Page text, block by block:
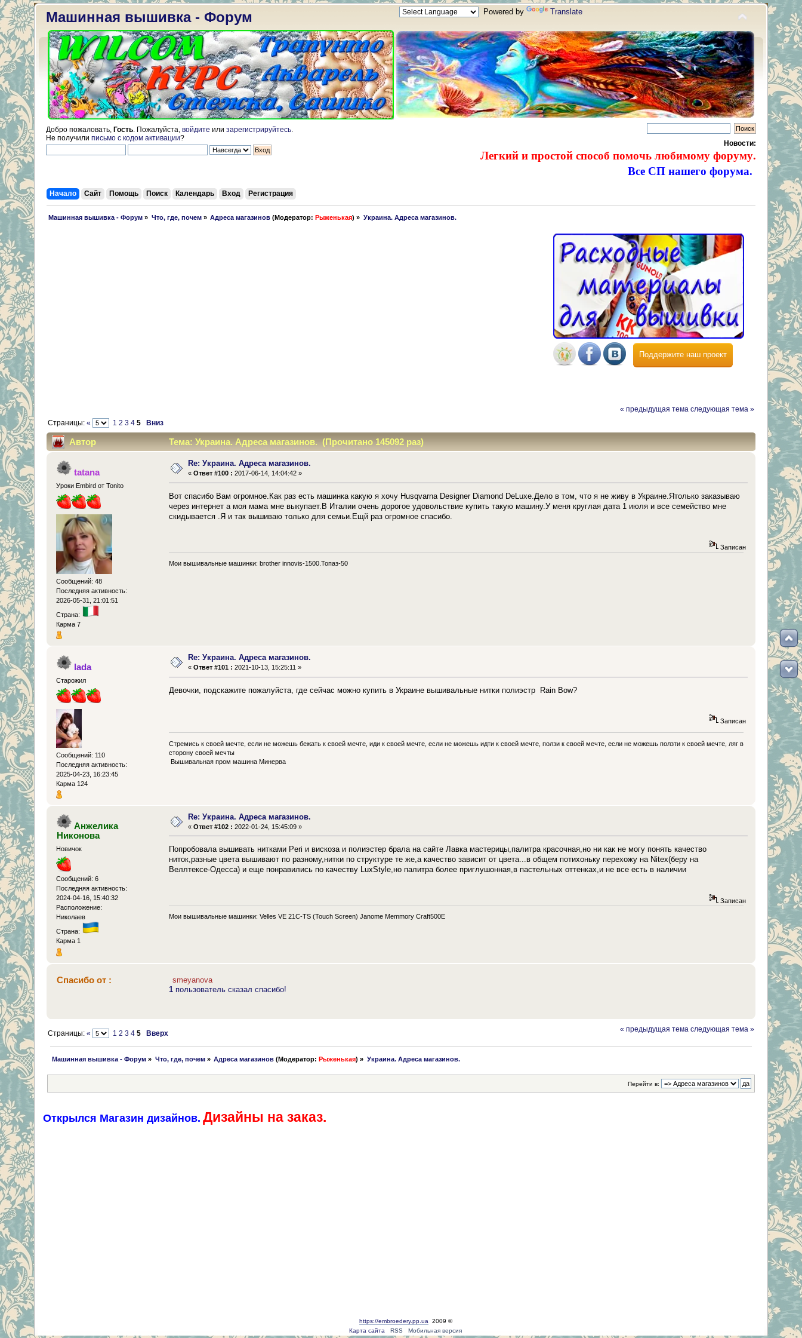
Машинная вышивка - Форум Powered by Translate
Добро пожаловать, Гость . Пожалуйста, войдите или зарегистрируйтесь
Не получили письмо с кодом активации?
Новости:
Легкий и простой способ помочь любимому форуму.
Все СП нашего форума.
Начало Сайт Помощь Поиск Календарь Вход Регистрация
Машинная вышивка - Форум » Что, где, почем» Адреса магазинов (Модератор:Рыженькая) » Украина. Адреса магазинов.
Поддержите наш проект
« предыдущая тема следующая тема »
Страницы:« 1 2 3 4 5 Вниз
Автор Тема: Украина. Адреса магазинов. (Прочитано 145092 раз)
tatana
Уроки Embird от Tonito
Сообщений: 48
Последняя активность:
2026-05-31, 21:01:51
Страна:
Карма 7
Re: Украина. Адреса магазинов.
«Ответ #100 : 2017-06-14, 14:04:42 »
Вот спасибо Вам огромное.Как раз есть машинка какую я хочу Husqvarna Designer Diamond DeLuxe.Дело в том, что я не живу в Украине.Ятолько заказываю
через интернет а моя мама мне выкупает.В Италии очень дорогое удовольствие купить такую машину.У меня круглая дата 1 июля и все семейство мне
скидывается .Я и так вышиваю только для семьи.Ещй раз огромное спасибо.
Записан
Мои вышивальные машинки: brother innovis-1500.Топаз-50
lada
Старожил
Сообщений: 110
Последняя активность:
2025-04-23, 16:23:45
Карма 124
Re: Украина. Адреса магазинов.
«Ответ #101 : 2021-10-13, 15:25:11 »
Девочки, подскажите пожалуйста, где сейчас можно купить в Украине вышивальные нитки полиэстр Rain Bow?
Записан
Стремись к своей мечте, если не можешь бежать к своей мечте, иди к своей мечте, если не можешь идти к своей мечте, ползи к своей мечте, если не можешь ползти к своей мечте, ляг в
сторону своей мечты
Вышивальная пром машина Минерва
Анжелика
Никонова
Новичок
Сообщений: 6
Последняя активность:
2024-04-16, 15:40:32
Расположение:
Николаев
Страна:
Карма 1
Re: Украина. Адреса магазинов.
«Ответ #102 : 2022-01-24, 15:45:09 »
Попробовала вышивать нитками Peri и вискоза и полиэстер брала на сайте Лавка мастерицы,палитра красочная,но ни как не могу понять качество
ниток,разные цвета вышивают по разному,нитки по структуре те же,а качество зависит от цвета...в общем потихоньку перехожу на Nitex(беру на
Веллтексе-Одесса) и еще понравились по качеству LuxStyle,но палитра более приглушонная,в пастельных оттенках,и не все есть в наличии
Записан
Мои вышивальные машинки: Velles VE 21C-TS (Touch Screen) Janome Memmory Craft500E
Спасибо от :
smeyanova
1пользователь сказал спасибо!
Страницы:« 1 2 3 4 5 Вверх
« предыдущая тема следующая тема »
Машинная вышивка - Форум » Что, где, почем» Адреса магазинов (Модератор:Рыженькая) » Украина. Адреса магазинов.
Перейти в:
Открылся Магазин дизайнов. Дизайны на заказ.
https://embroedery.pp.ua 2009 ©
Карта сайта
RSS Мобильная версия